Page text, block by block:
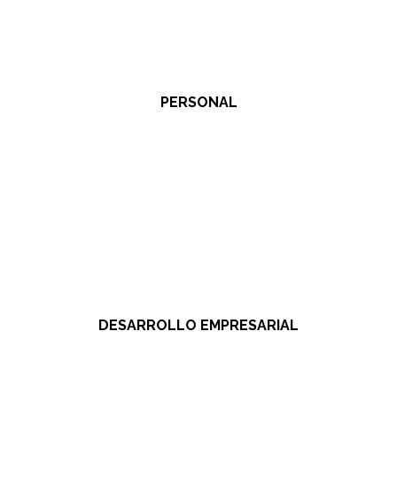
PERSONAL
DESARROLLO EMPRESARIAL